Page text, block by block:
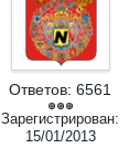
Ответов: 6561
Зарегистрирован:
15/01/2013